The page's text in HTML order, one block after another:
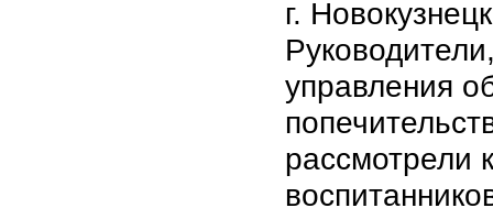
г.
управления
рассмотрели